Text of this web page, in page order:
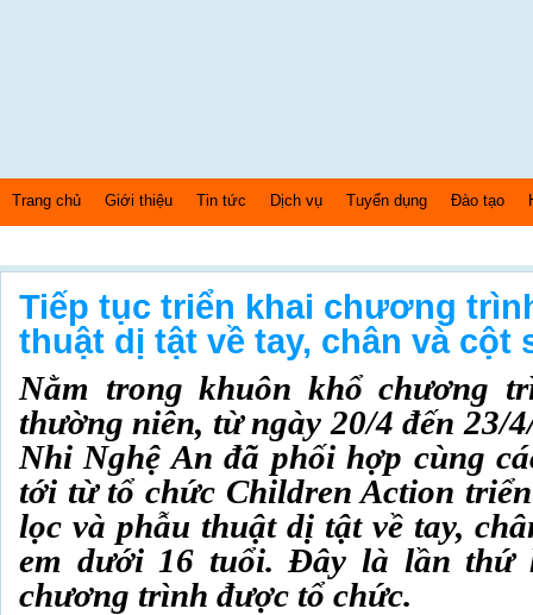
Trang chủ Giới thiệu Tin tức Dịch vụ Tuyển dụng Đào tạo
Tiếp tục triển khai chương
thuật dị tật về tay, chân và cột
Nằm trong khuôn khổ chương
thường niên, từ ngày 20/4 đến 23/
Nhi Nghệ An đã phối hợp cùng
tới từ tổ chức Children Action
lọc và phẫu thuật dị tật về tay,
em dưới 16 tuổi. Đây là lần thứ
chương trình được tổ chức.